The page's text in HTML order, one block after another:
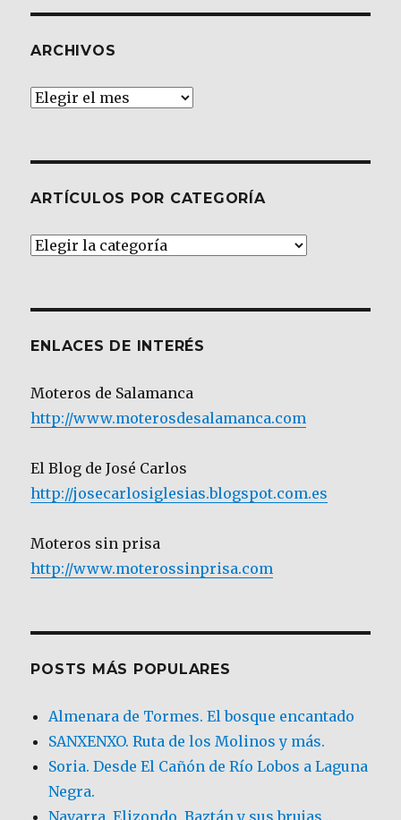
ARCHIVOS
Archivos
ARTÍCULOS POR CATEGORÍA
Artículos
ENLACES DE INTERÉS
Moteros de Salamanca
http://www.moterosdesalamanca.com
El Blog de José Carlos
http://josecarlosiglesias.blogspot.com.es
Moteros sin prisa
http://www.moterossinprisa.com
POSTS MÁS POPULARES
Almenara de Tormes. El bosque encantado
SANXENXO. Ruta de los Molinos y más.
Soria. Desde El Cañón de Río Lobos a Laguna
Negra.